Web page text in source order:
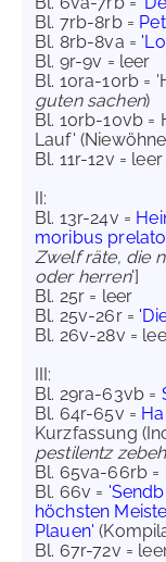
Bl. 7rb-8rb =
Bl. 8rb-8va =
Bl. 9r-9v = leer
Bl. 10ra-10rb =
guten sachen)
Bl. 10rb-10vb =
Lauf'
Bl. 11r-12v = leer
II:
Bl. 13r-24v =
moribus
Zwelf räte, die
oder herren']
Bl. 25r = leer
Bl. 25v-26r =
Bl. 26v-28v =
III:
Bl. 29ra-63vb =
Bl. 64r-65v =
Kurzfassung
pestilentz
Bl. 65va-66rb =
Bl. 66v =
höchsten
Plauen'
Bl. 67r-72v =